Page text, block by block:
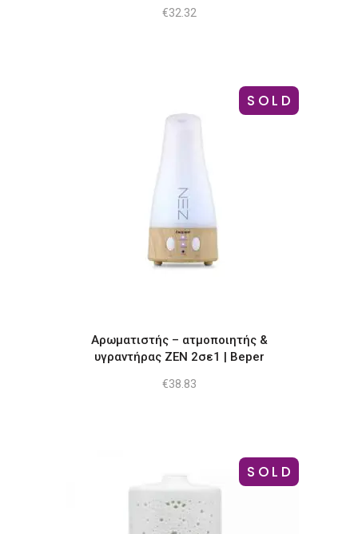
€32.32
SOLD
Αρωματιστής – ατμοποιητής &
υγραντήρας ZEN 2σε1 | Beper
€38.83
SOLD